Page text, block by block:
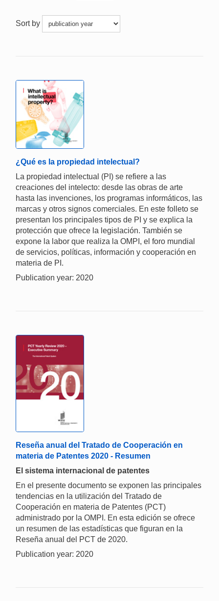
Sort by
¿Qué es la propiedad intelectual?
La propiedad intelectual (PI) se refiere a las
creaciones del intelecto: desde las obras de arte
hasta las invenciones, los programas informáticos, las
marcas y otros signos comerciales. En este folleto se
presentan los principales tipos de PI y se explica la
protección que ofrece la legislación. También se
expone la labor que realiza la OMPI, el foro mundial
de servicios, políticas, información y cooperación en
materia de PI.
Publication year: 2020
Reseña anual del Tratado de Cooperación en
materia de Patentes 2020 - Resumen
El sistema internacional de patentes
En el presente documento se exponen las principales
tendencias en la utilización del Tratado de
Cooperación en materia de Patentes (PCT)
administrado por la OMPI. En esta edición se ofrece
un resumen de las estadísticas que figuran en la
Reseña anual del PCT de 2020.
Publication year: 2020